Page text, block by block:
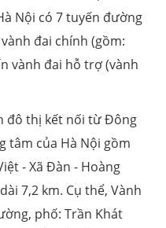
Nội có 7 tuyến đường
đai chính (gồm:
vành đai hỗ trợ (vành
đô thị kết nối từ Đông
tâm của Hà Nội gồm
- Xã Đàn - Hoàng
7,2 km. Cụ thể, Vành
phố: Trần Khát